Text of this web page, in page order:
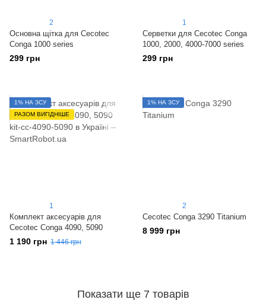
2
Основна щітка для Cecotec
Conga 1000 series
299 грн
1
Серветки для Cecotec Conga
1000, 2000, 4000-7000 series
299 грн
1% НА ЗСУ
РАЗОМ ВИГІДНІШЕ
1
Комплект аксесуарів для
Cecotec Conga 4090, 5090
1 190 грн 1 446 грн
1% НА ЗСУ
2
Cecotec Conga 3290 Titanium
8 999 грн
Показати ще 7 товарів